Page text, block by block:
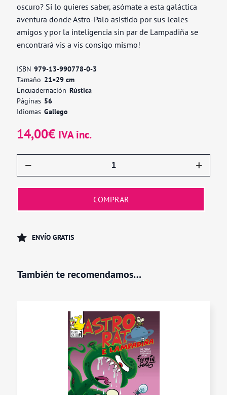
oscuro? Si lo quieres saber, asómate a esta galáctica
aventura donde Astro-Palo asistido por sus leales
amigos y por la inteligencia sin par de Lampadiña se
encontrará vis a vis consigo mismo!
ISBN 979-13-990778-0-3
Tamaño 21×29 cm
Encuadernación Rústica
Páginas 56
Idiomas Gallego
14,00€ IVA inc.
Rato
7.
cantidad
COMPRAR
ENVÍO GRATIS
También te recomendamos…